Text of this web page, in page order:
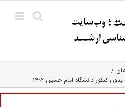
کنکور دانشگاه امام حسین ۱۴۰۲